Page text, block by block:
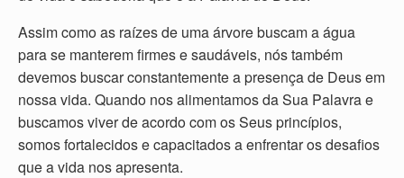
Assim como as raízes de uma árvore buscam a água
para se manterem firmes e saudáveis, nós também
devemos buscar constantemente a presença de Deus em
nossa vida. Quando nos alimentamos da Sua Palavra e
buscamos viver de acordo com os Seus princípios,
somos fortalecidos e capacitados a enfrentar os desafios
que a vida nos apresenta.